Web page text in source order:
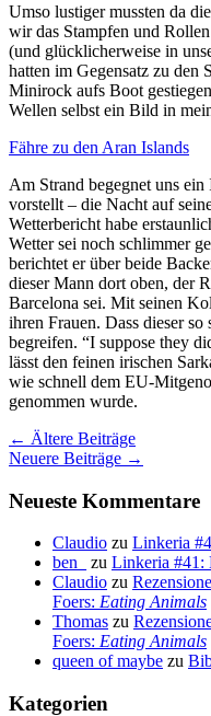
Umso lustiger mussten da
wir das Stampfen und
(und glücklicherweise in
hatten im Gegensatz zu den
Minirock aufs Boot
Wellen selbst ein Bild in
Fähre zu den Aran Islands
Am Strand begegnet uns
vorstellt – die Nacht auf
Wetterbericht habe
Wetter sei noch schlimmer
berichtet er über beide
dieser Mann dort oben, der
Barcelona sei. Mit seinen
ihren Frauen. Dass dieser
begreifen. “I suppose they
lässt den feinen irischen
wie schnell dem EU-
genommen wurde.
Beitragsnavigation
← Ältere Beiträge
Neuere Beiträge →
Neueste Kommentare
Claudio zu Linkeria
ben_
zu Linkeria #41:
Claudio zu
Foers: Eating Animals
Thomas zu
Foers: Eating Animals
queen of maybe zu
Kategorien